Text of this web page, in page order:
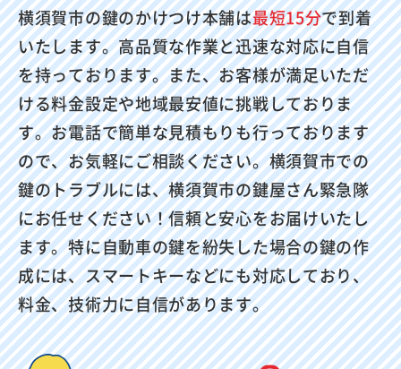
横須賀市の鍵のかけつけ本舗は最短15分で到着
いたします。高品質な作業と迅速な対応に自信
を持っております。また、お客様が満足いただ
ける料金設定や地域最安値に挑戦しておりま
す。お電話で簡単な見積もりも行っております
ので、お気軽にご相談ください。横須賀市での
鍵のトラブルには、横須賀市の鍵屋さん緊急隊
にお任せください！信頼と安心をお届けいたし
ます。特に自動車の鍵を紛失した場合の鍵の作
成には、スマートキーなどにも対応しており、
料金、技術力に自信があります。